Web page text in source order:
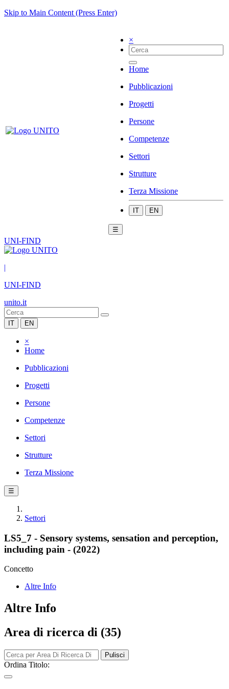
Skip to Main Content (Press Enter)
×
Home
Pubblicazioni
Progetti
Persone
Competenze
Settori
Strutture
Terza Missione
IT EN
☰
UNI-FIND
|
UNI-FIND
unito.it
IT EN
×
Home
Pubblicazioni
Progetti
Persone
Competenze
Settori
Strutture
Terza Missione
☰
Settori
LS5_7 - Sensory systems, sensation and perception,
including pain - (2022)
Concetto
Altre Info
Altre Info
Area di ricerca di (35)
Pulisci
Ordina Titolo: